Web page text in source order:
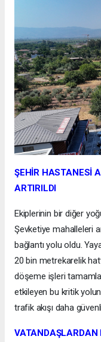
ŞEHİR HASTANESİ
ARTIRILDI
Ekiplerinin bir diğer
Şevketiye mahalleleri
bağlantı yolu oldu.
20 bin metrekarelik
döşeme işleri
etkileyen bu kritik
trafik akışı daha
VATANDAŞLARDAN